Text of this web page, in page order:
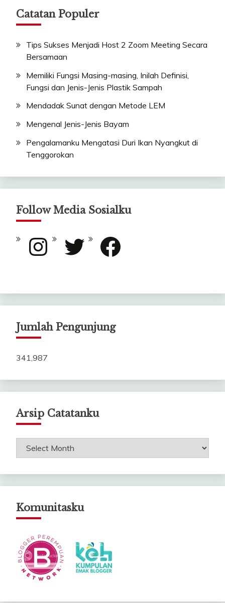
Catatan Populer
Tips Sukses Menjadi Host 2 Zoom Meeting Secara
Bersamaan
Memiliki Fungsi Masing-masing, Inilah Definisi,
Fungsi dan Jenis-Jenis Plastik Sampah
Mendadak Sunat dengan Metode LEM
Mengenal Jenis-Jenis Bayam
Pengalamanku Mengatasi Duri Ikan Nyangkut di
Tenggorokan
Follow Media Sosialku
Instagram Twitter Facebook
Jumlah Pengunjung
341,987
Arsip Catatanku
Arsip
Komunitasku